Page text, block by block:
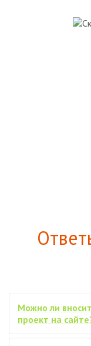
Можно ли
проект на